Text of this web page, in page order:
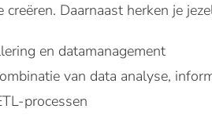
Daarnaast herken je
en datamanagement
van data analyse,
processen